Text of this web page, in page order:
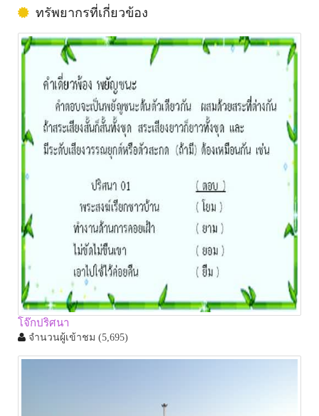
ทรัพยากรที่เกี่ยวข้อง
โจ๊กปริศนา
จำนวนผู้เข้าชม (5,695)